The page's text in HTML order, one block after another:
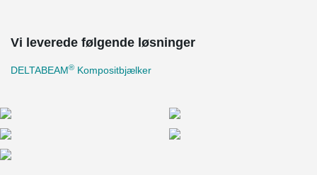
Vi leverede følgende løsninger
DELTABEAM® Kompositbjælker